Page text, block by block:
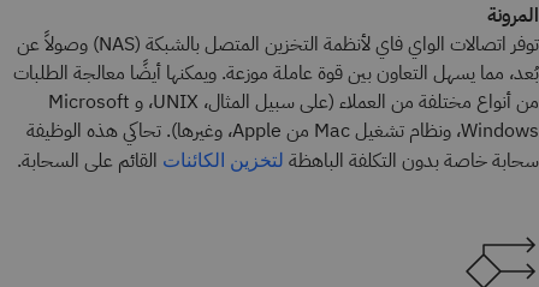
المرونة
توفر اتصالات الواي فاي لأنظمة التخزين المتصل بالشبكة (NAS) وصولاً عن
بُعد، مما يسهل التعاون بين قوة عاملة موزعة. ويمكنها أيضًا معالجة الطلبات
من أنواع مختلفة من العملاء (على سبيل المثال، UNIX، و Microsoft
Windows، ونظام تشغيل Mac من Apple، وغيرها). تحاكي هذه الوظيفة
سحابة خاصة بدون التكلفة الباهظة لتخزين الكائنات القائم على السحابة.